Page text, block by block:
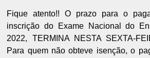
Fique atento!! O prazo para o
inscrição do Exame Nacional do
2022, TERMINA NESTA SEXTA-
Para quem não obteve isenção, o